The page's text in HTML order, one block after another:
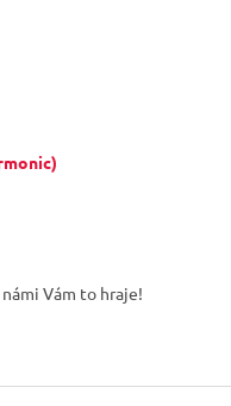
Vám to hraje!